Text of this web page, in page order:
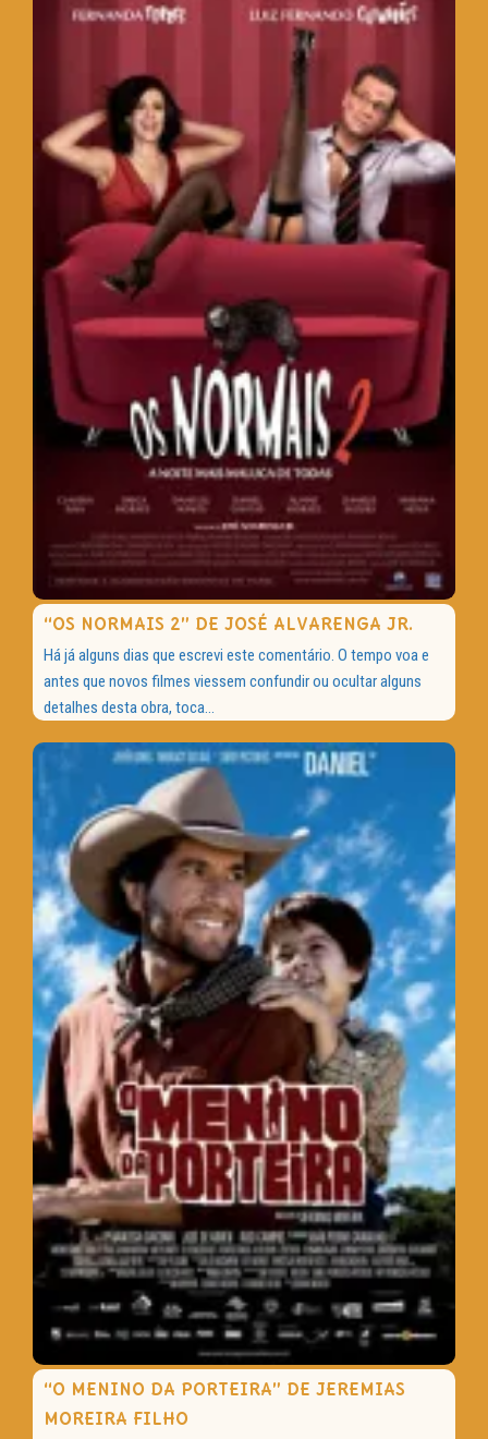
“OS NORMAIS 2” DE JOSÉ ALVARENGA JR.
Há já alguns dias que escrevi este comentário. O tempo voa e
antes que novos filmes viessem confundir ou ocultar alguns
detalhes desta obra, toca...
“O MENINO DA PORTEIRA” DE JEREMIAS
MOREIRA FILHO